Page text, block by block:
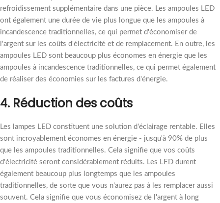
refroidissement supplémentaire dans une pièce. Les ampoules LED
ont également une durée de vie plus longue que les ampoules à
incandescence traditionnelles, ce qui permet d'économiser de
l'argent sur les coûts d'électricité et de remplacement. En outre, les
ampoules LED sont beaucoup plus économes en énergie que les
ampoules à incandescence traditionnelles, ce qui permet également
de réaliser des économies sur les factures d'énergie.
4. Réduction des coûts
Les lampes LED constituent une solution d'éclairage rentable. Elles
sont incroyablement économes en énergie - jusqu'à 90% de plus
que les ampoules traditionnelles. Cela signifie que vos coûts
d'électricité seront considérablement réduits. Les LED durent
également beaucoup plus longtemps que les ampoules
traditionnelles, de sorte que vous n'aurez pas à les remplacer aussi
souvent. Cela signifie que vous économisez de l'argent à long